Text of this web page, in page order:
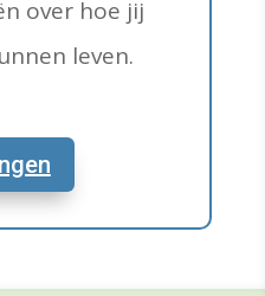
over hoe jij
leven.